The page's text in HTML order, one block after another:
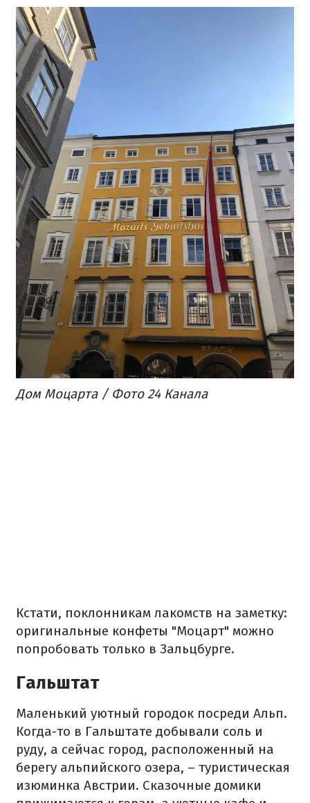
Дом Моцарта / Фото 24 Канала
Кстати, поклонникам лакомств на заметку:
оригинальные конфеты "Моцарт" можно
попробовать только в Зальцбурге.
Гальштат
Маленький уютный городок посреди Альп.
Когда-то в Гальштате добывали соль и
руду, а сейчас город, расположенный на
берегу альпийского озера, – туристическая
изюминка Австрии. Сказочные домики